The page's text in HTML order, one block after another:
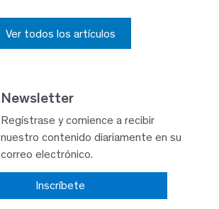
Ver todos los artículos
Newsletter
Regístrase y comience a recibir
nuestro contenido diariamente en su
correo electrónico.
Inscríbete